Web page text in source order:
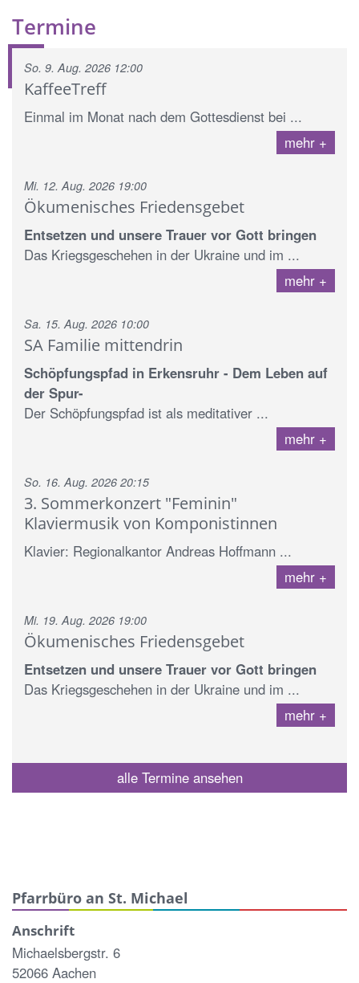
Termine
KaffeeTreff
So. 9. Aug. 2026 12:00
Einmal im Monat nach dem Gottesdienst bei ...
mehr
Ökumenisches Friedensgebet
Mi. 12. Aug. 2026 19:00
Entsetzen und unsere Trauer vor Gott bringen
Das Kriegsgeschehen in der Ukraine und im ...
mehr
SA Familie mittendrin
Sa. 15. Aug. 2026 10:00
Schöpfungspfad in Erkensruhr - Dem Leben auf
der Spur-
Der Schöpfungspfad ist als meditativer ...
mehr
3. Sommerkonzert "Feminin"
Klaviermusik von Komponistinnen
So. 16. Aug. 2026 20:15
Klavier: Regionalkantor Andreas Hoffmann ...
mehr
Ökumenisches Friedensgebet
Mi. 19. Aug. 2026 19:00
Entsetzen und unsere Trauer vor Gott bringen
Das Kriegsgeschehen in der Ukraine und im ...
mehr
alle Termine ansehen
Pfarrbüro an St. Michael
Anschrift
Michaelsbergstr. 6
52066 Aachen